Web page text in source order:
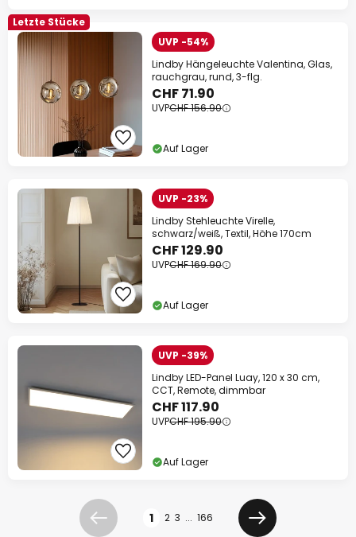
Letzte Stücke
UVP -54%
Lindby Hängeleuchte Valentina, Glas,
rauchgrau, rund, 3-flg.
CHF 71.90
UVPCHF 156.90
Auf Lager
UVP -23%
Lindby Stehleuchte Virelle,
schwarz/weiß, Textil, Höhe 170cm
CHF 129.90
UVPCHF 169.90
Auf Lager
UVP -39%
Lindby LED-Panel Luay, 120 x 30 cm,
CCT, Remote, dimmbar
CHF 117.90
UVPCHF 195.90
Auf Lager
Zurück 1 2 3 ... 166
Weiter